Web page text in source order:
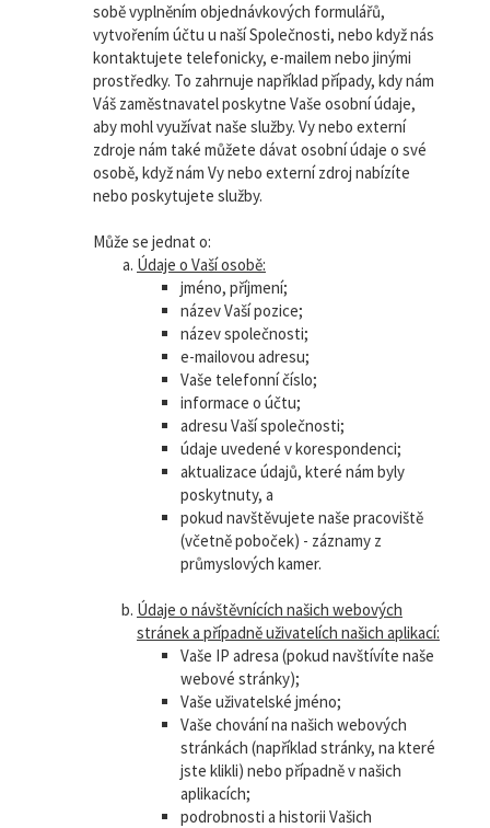
sobě vyplněním objednávkových formulářů,
vytvořením účtu u naší Společnosti, nebo když nás
kontaktujete telefonicky, e-mailem nebo jinými
prostředky. To zahrnuje například případy, kdy nám
Váš zaměstnavatel poskytne Vaše osobní údaje,
aby mohl využívat naše služby. Vy nebo externí
zdroje nám také můžete dávat osobní údaje o své
osobě, když nám Vy nebo externí zdroj nabízíte
nebo poskytujete služby.
Může se jednat o:
Údaje o Vaší osobě:
jméno, příjmení;
název Vaší pozice;
název společnosti;
e-mailovou adresu;
Vaše telefonní číslo;
informace o účtu;
adresu Vaší společnosti;
údaje uvedené v korespondenci;
aktualizace údajů, které nám byly
poskytnuty, a
pokud navštěvujete naše pracoviště
(včetně poboček) - záznamy z
průmyslových kamer.
Údaje o návštěvnících našich webových
stránek a případně uživatelích našich aplikací:
Vaše IP adresa (pokud navštívíte naše
webové stránky);
Vaše uživatelské jméno;
Vaše chování na našich webových
stránkách (například stránky, na které
jste klikli) nebo případně v našich
aplikacích;
podrobnosti a historii Vašich